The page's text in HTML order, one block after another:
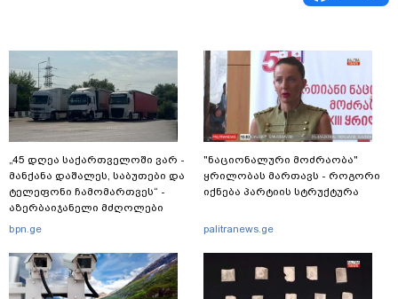
„45 დღეა საქართველოში ვარ -
მანქანა დაშალეს, საბუთები და
ტელეფონი ჩამომართვეს“ -
აზერბაიჯანელი მძღოლები
საქართველოს საბაჟოებზე
bpn.ge
"ნაციონალური მოძრაობა"
ყრილობას მართავს - როგორი
იქნება პარტიის სტრუქტურა
palitranews.ge